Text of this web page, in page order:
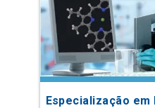
Especialização